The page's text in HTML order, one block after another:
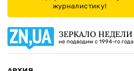
журналистику!
ЗЕРКАЛО НЕДЕЛИ
не подводим с 1994-го года